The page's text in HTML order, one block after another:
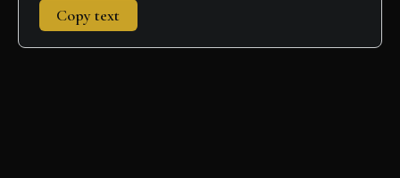
Copy text